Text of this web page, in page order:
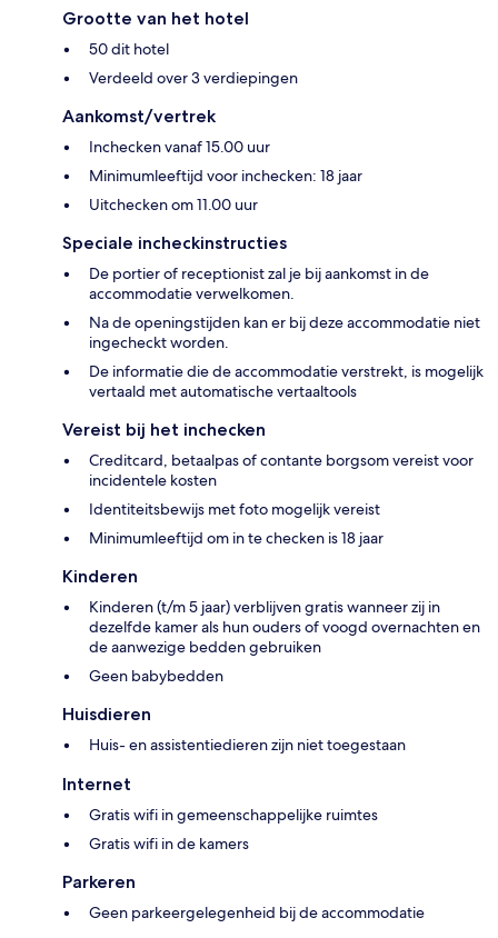
Grootte van het hotel
50 dit hotel
Verdeeld over 3 verdiepingen
Aankomst/vertrek
Inchecken vanaf 15.00 uur
Minimumleeftijd voor inchecken: 18 jaar
Uitchecken om 11.00 uur
Speciale incheckinstructies
De portier of receptionist zal je bij aankomst in de
accommodatie verwelkomen.
Na de openingstijden kan er bij deze accommodatie niet
ingecheckt worden.
De informatie die de accommodatie verstrekt, is mogelijk
vertaald met automatische vertaaltools
Vereist bij het inchecken
Creditcard, betaalpas of contante borgsom vereist voor
incidentele kosten
Identiteitsbewijs met foto mogelijk vereist
Minimumleeftijd om in te checken is 18 jaar
Kinderen
Kinderen (t/m 5 jaar) verblijven gratis wanneer zij in
dezelfde kamer als hun ouders of voogd overnachten en
de aanwezige bedden gebruiken
Geen babybedden
Huisdieren
Huis- en assistentiedieren zijn niet toegestaan
Internet
Gratis wifi in gemeenschappelijke ruimtes
Gratis wifi in de kamers
Parkeren
Geen parkeergelegenheid bij de accommodatie